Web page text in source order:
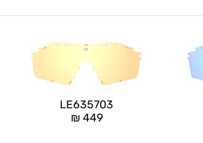
LE635703
₪449